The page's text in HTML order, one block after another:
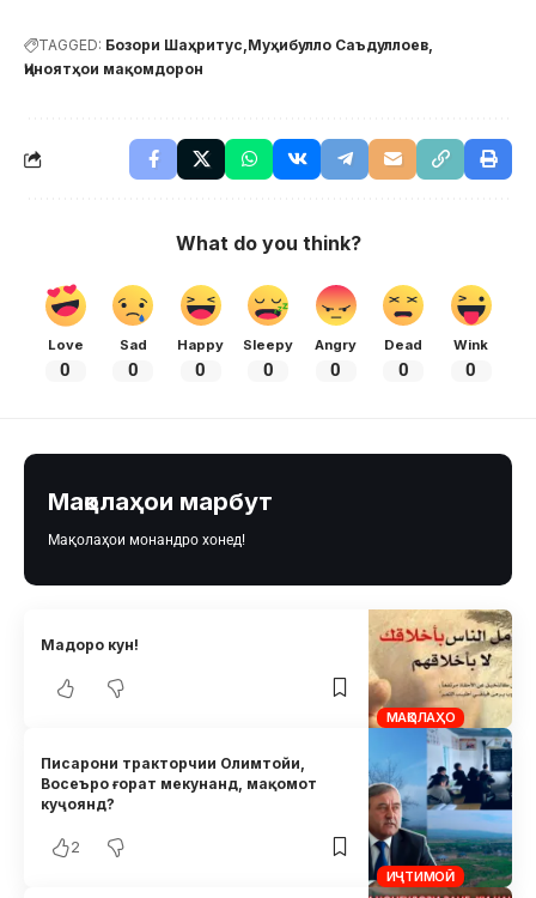
TAGGED: Бозори Шаҳритус Муҳибулло Саъдуллоев
Ҷиноятҳои мақомдорон
What do you think?
Love
0
Sad
0
Happy
0
Sleepy
0
Angry
0
Dead
0
Wink
0
Мақолаҳои марбут
Мақолаҳои монандро хонед!
МАҚОЛАҲО
Мадоро кун!
ИҶТИМОӢ
Писарони тракторчии Олимтойи,
Восеъро ғорат мекунанд, мақомот
куҷоянд?
2